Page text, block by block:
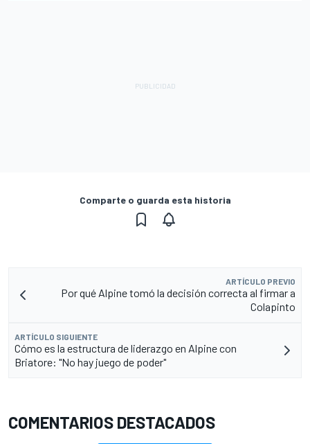
Comparte o guarda esta historia
ARTÍCULO PREVIO
Por qué Alpine tomó la decisión correcta al firmar a
Colapinto
ARTÍCULO SIGUIENTE
Cómo es la estructura de liderazgo en Alpine con
Briatore: "No hay juego de poder"
COMENTARIOS DESTACADOS